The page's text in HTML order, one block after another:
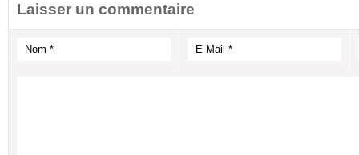
Laisser un commentaire